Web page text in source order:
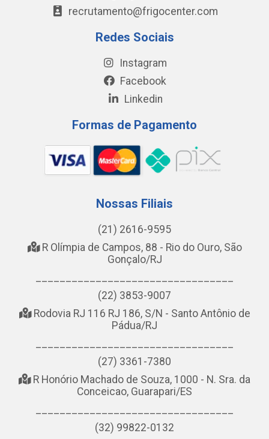
recrutamento@frigocenter.com
Redes Sociais
Instagram
Facebook
Linkedin
Formas de Pagamento
Nossas Filiais
(21) 2616-9595
R Olímpia de Campos, 88 - Rio do Ouro, São
Gonçalo/RJ
(22) 3853-9007
Rodovia RJ 116 RJ 186, S/N - Santo Antônio de
Pádua/RJ
(27) 3361-7380
R Honório Machado de Souza, 1000 - N. Sra. da
Conceicao, Guarapari/ES
(32) 99822-0132